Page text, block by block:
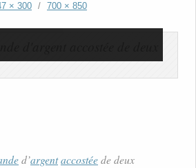
× 300 / 700 × 850
d’argentaccostéede deux